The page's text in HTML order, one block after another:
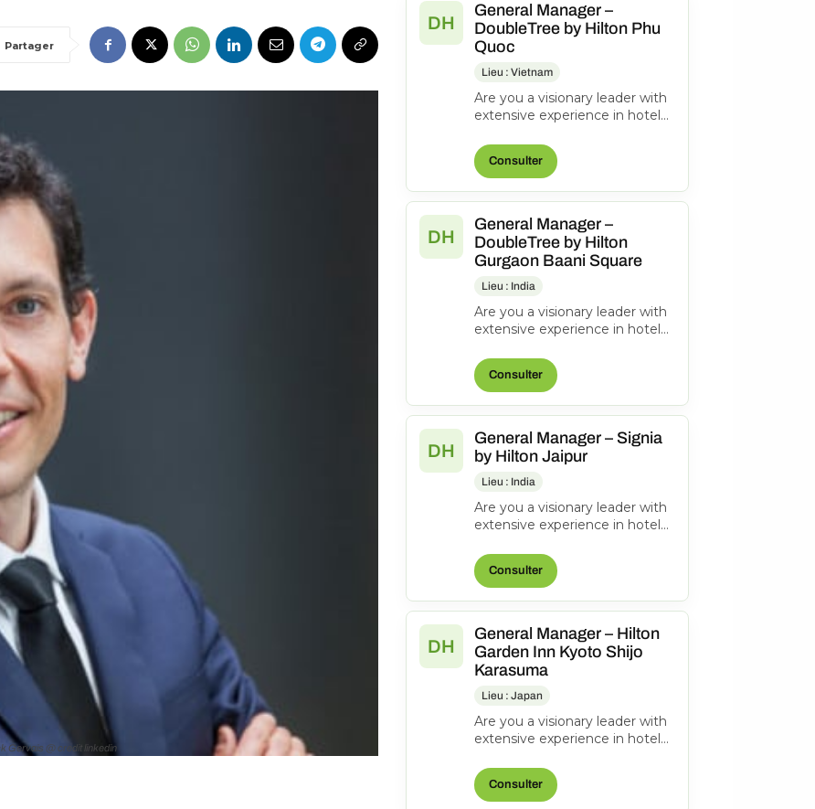
Partager
Gervais @ credit linkedin
DH
General Manager –
DoubleTree by Hilton Phu
Quoc
Lieu : Vietnam
Are you a visionary leader with
extensive experience in hotel
driving operational success...
Consulter
DH
General Manager –
DoubleTree by Hilton
Gurgaon Baani Square
Lieu : India
Are you a visionary leader with
extensive experience in hotel
driving operational success...
Consulter
DH
General Manager – Signia
by Hilton Jaipur
Lieu : India
Are you a visionary leader with
extensive experience in hotel
driving operational success...
Consulter
DH
General Manager – Hilton
Garden Inn Kyoto Shijo
Karasuma
Lieu : Japan
Are you a visionary leader with
extensive experience in hotel
driving operational success...
Consulter